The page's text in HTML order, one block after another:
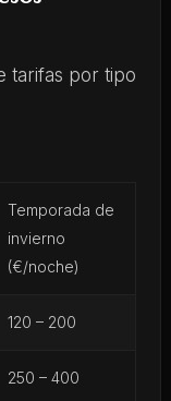
tarifas por tipo
Temporada de
invierno
(€/noche)
120 – 200
250 – 400